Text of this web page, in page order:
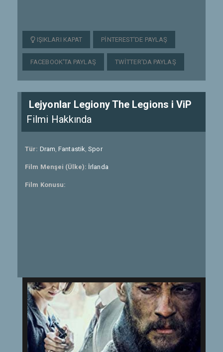
IŞIKLARI KAPAT PINTEREST'DE PAYLAŞ
FACEBOOK'TA PAYLAŞ TWITTER'DA PAYLAŞ
Lejyonlar Legiony The Legions i ViP
Filmi Hakkında
Tür: Dram,Fantastik,Spor
Film Menşei (Ülke): İrlanda
Film Konusu: